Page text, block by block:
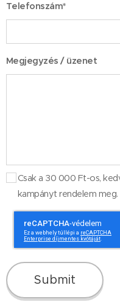
Telefonszám*
Megjegyzés / üzenet
Csak a 30 000 Ft-os,
kampányt rendelem meg.
Submit